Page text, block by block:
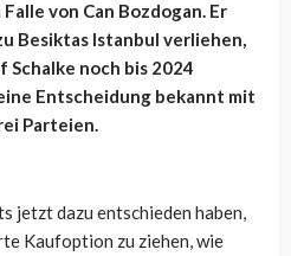
von Can Bozdogan. Er
Besiktas Istanbul verliehen,
noch bis 2024
Entscheidung bekannt mit
Parteien.
jetzt dazu entschieden haben,
Kaufoption zu ziehen, wie